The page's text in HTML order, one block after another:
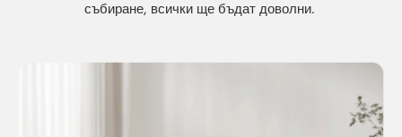
събиране, всички ще бъдат доволни.